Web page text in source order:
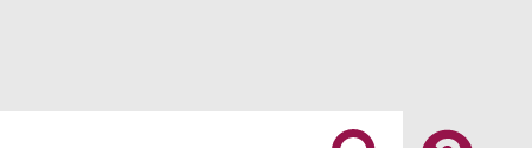
Introduction to Dissipative